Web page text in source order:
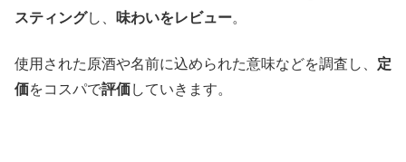
スティングし、 味わいをレビュー。
使用された原酒や名前に込められた意味などを調査し、 定
価をコスパで評価していきます。